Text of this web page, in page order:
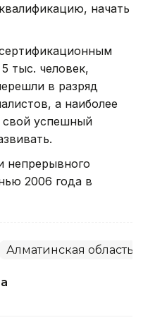
начать
тыс. человек,
в разряд
а наиболее
свой успешный
непрерывного
2006 года в
Алматинская область